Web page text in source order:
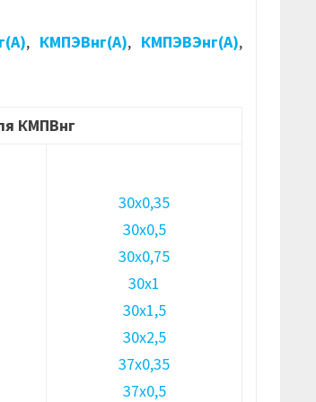
, КМПЭВнг(А), КМПЭВЭнг(А),
КМПВнг
30х0,35
30х0,5
30х0,75
30х1
30х1,5
30х2,5
37х0,35
37х0,5